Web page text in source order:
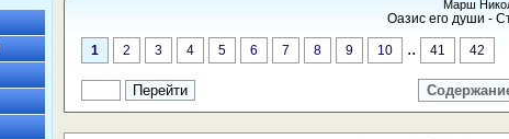
Марш
Оазис его души -
1 2 3 4 5 6 7 8 9 10 .. 41 42